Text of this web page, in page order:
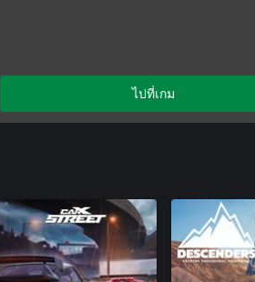
ไปที่เกม